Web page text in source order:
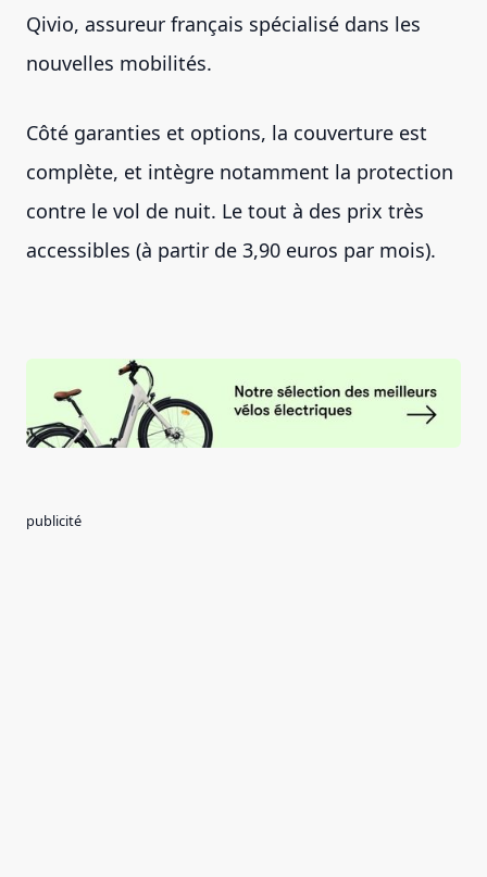
Qivio, assureur français spécialisé dans les
nouvelles mobilités.
Côté garanties et options, la couverture est
complète, et intègre notamment la protection
contre le vol de nuit. Le tout à des prix très
accessibles (à partir de 3,90 euros par mois).
publicité